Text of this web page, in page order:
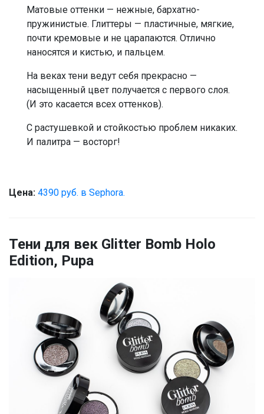
Матовые оттенки — нежные, бархатно-
пружинистые. Глиттеры — пластичные, мягкие,
почти кремовые и не царапаются. Отлично
наносятся и кистью, и пальцем.
На веках тени ведут себя прекрасно —
насыщенный цвет получается с первого слоя.
(И это касается всех оттенков).
С растушевкой и стойкостью проблем никаких.
И палитра — восторг!
Цена: 4390 руб. в Sephora.
Тени для век Glitter Bomb Holo
Edition, Pupa